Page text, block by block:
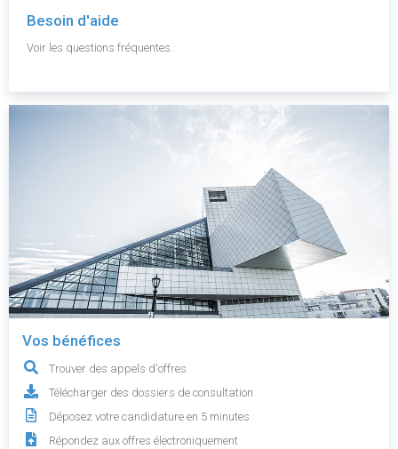
Besoin d'aide
Voir les questions fréquentes.
Vos bénéfices
Trouver des appels d'offres
Télécharger des dossiers de consultation
Déposez votre candidature en 5 minutes
Répondez aux offres électroniquement